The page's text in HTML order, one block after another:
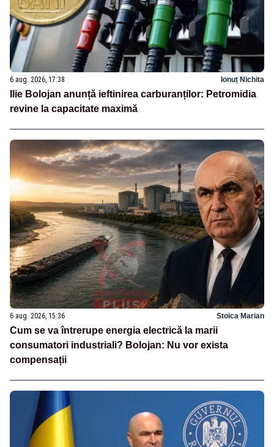
6 aug. 2026, 17:38 Ionuț Nichita
Ilie Bolojan anunță ieftinirea carburanților: Petromidia
revine la capacitate maximă
6 aug. 2026, 15:36 Stoica Marian
Cum se va întrerupe energia electrică la marii
consumatori industriali? Bolojan: Nu vor exista
compensații